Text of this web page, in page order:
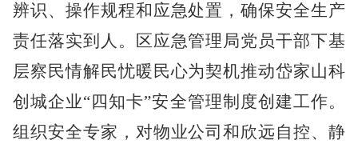
辨识、操作规程和应急处置，确保安全生产
责任落实到人。
区应急管理局党员干部下基
层察民情解民忧暖民心为契机推动岱家山科
创城企业“四知卡”安全管理制度创建工作。
组织安全专家，对物业公司和欣远自控、静